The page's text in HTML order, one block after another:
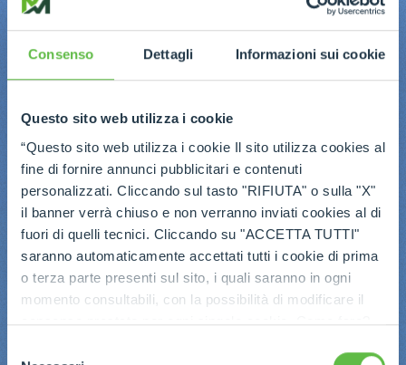
Consenso Dettagli Informazioni sui cookie
Questo sito web utilizza i cookie
“Questo sito web utilizza i cookie Il sito utilizza cookies al
fine di fornire annunci pubblicitari e contenuti
personalizzati. Cliccando sul tasto "RIFIUTA" o sulla "X"
il banner verrà chiuso e non verranno inviati cookies al di
fuori di quelli tecnici. Cliccando su "ACCETTA TUTTI"
saranno automaticamente accettati tutti i cookie di prima
o terza parte presenti sul sito, i quali saranno in ogni
momento consultabili, con la possibilità di modificare il
consenso prestato per ogni singolo cookie. Come fare?